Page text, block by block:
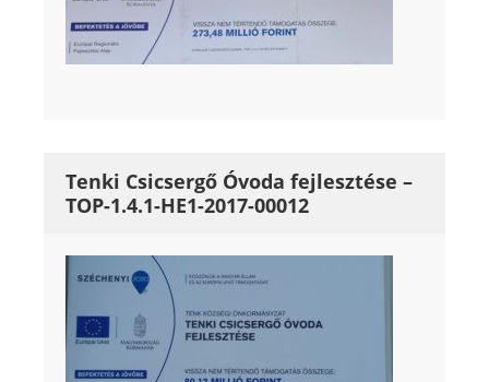
Tenki Csicsergő Óvoda fejlesztése –
TOP-1.4.1-HE1-2017-00012